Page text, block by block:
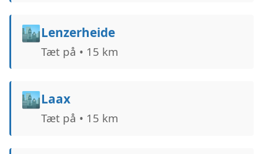
🏙️Lenzerheide
Tæt på • 15 km
🏙️Laax
Tæt på • 15 km